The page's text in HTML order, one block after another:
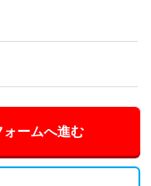
ームへ進む